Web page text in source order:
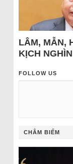
LÂM, MẪN,
KỊCH
FOLLOW US
CHÂM BIẾM